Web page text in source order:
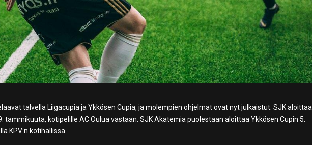
talvella Liigacupia ja Ykkösen Cupia, ja molempien ohjelmat ovat nyt julkaistut. SJK aloittaa
tammikuuta, kotipelille AC Oulua vastaan. SJK Akatemia puolestaan aloittaa Ykkösen Cupin 5.
KPV:n kotihallissa.